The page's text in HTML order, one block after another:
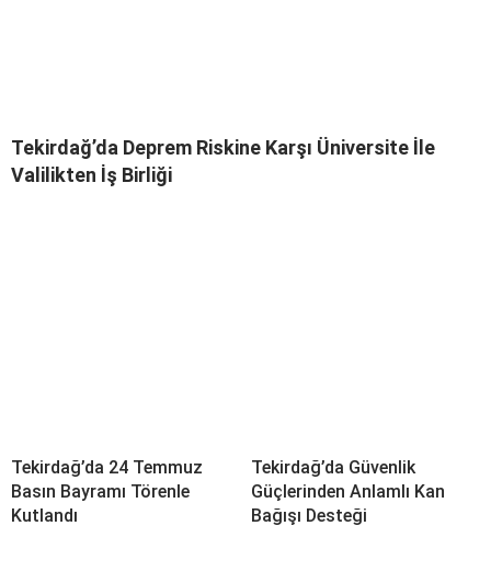
Tekirdağ’da Deprem Riskine Karşı Üniversite İle
Valilikten İş Birliği
Tekirdağ’da 24 Temmuz
Basın Bayramı Törenle
Kutlandı
Tekirdağ’da Güvenlik
Güçlerinden Anlamlı Kan
Bağışı Desteği